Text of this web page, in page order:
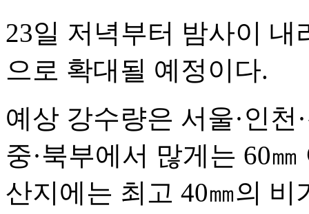
23일 저녁부터 밤사이 내
으로 확대될 예정이다.
예상 강수량은 서울·인천
중·북부에서 많게는 60
산지에는 최고 40㎜의 비